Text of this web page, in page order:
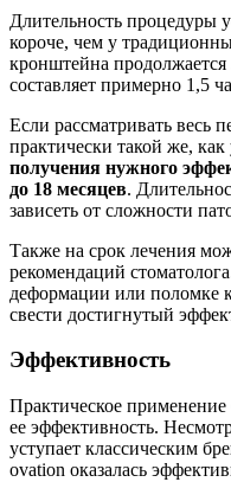
Длительность процедуры
короче, чем у
кронштейна
составляет примерно 1,5
Если рассматривать весь
практически такой же,
получения нужного
до 18 месяцев.
зависеть от сложности
Также на срок лечения
рекомендаций
деформации или поломке
свести достигнутый
Эффективность
Практическое применение
ее эффективность.
уступает классическим
ovation оказалась